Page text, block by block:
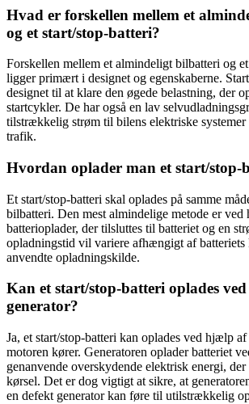
Hvad er forskellen mellem et
og et start/stop-batteri?
Forskellen mellem et almindeligt bilbatteri og
ligger primært i designet og egenskaberne.
designet til at klare den øgede belastning, der
startcykler. De har også en lav
tilstrækkelig strøm til bilens elektriske systemer
trafik.
Hvordan oplader man et start/stop-
Et start/stop-batteri skal oplades på samme
bilbatteri. Den mest almindelige metode er ved
batterioplader, der tilsluttes til batteriet og en
opladningstid vil variere afhængigt af batteriets
anvendte opladningskilde.
Kan et start/stop-batteri oplades
generator?
Ja, et start/stop-batteri kan oplades ved hjælp
motoren kører. Generatoren oplader batteriet
genanvende overskydende elektrisk energi, der
kørsel. Det er dog vigtigt at sikre, at
en defekt generator kan føre til utilstrækkelig